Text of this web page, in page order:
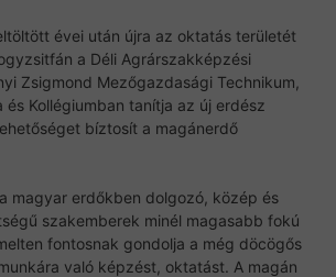
évei után újra az oktatás területét
a Déli Agrárszakképzési
Zsigmond Mezőgazdasági Technikum,
és Kollégiumban tanítja az új erdész
bíztosít a magánerdő
magyar erdőkben dolgozó, közép és
szakemberek minél magasabb fokú
fontosnak gondolja a még döcögős
való képzést, oktatást. A magán